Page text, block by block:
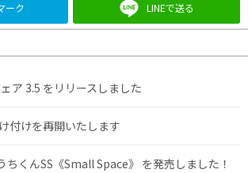
ーク LINEで送る
ア 3.5 をリリースしました
付けを再開いたします
ちくんSS《Small Space》 を発売しました！